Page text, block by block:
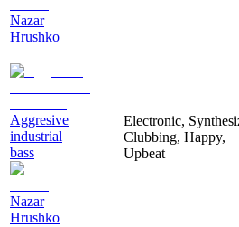
Nazar
Hrushko
Aggresive
industrial
bass
Nazar
Hrushko
Electronic,
Clubbing, Happy,
Upbeat